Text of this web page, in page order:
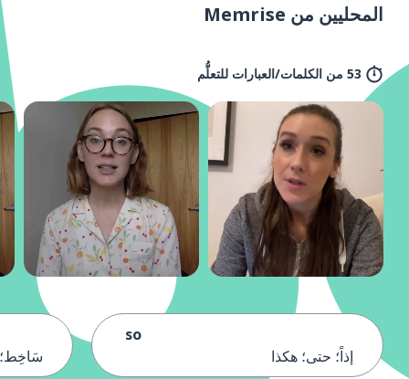
المحليين من Memrise
53 من الكلمات/العبارات للتعلُّم
so
إذاً؛ حتى؛ هكذا